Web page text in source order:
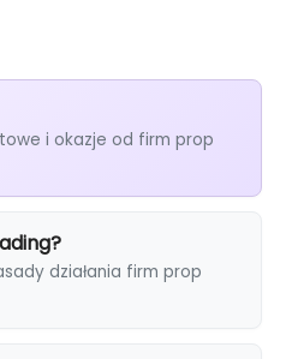
i okazje od firm prop
działania firm prop